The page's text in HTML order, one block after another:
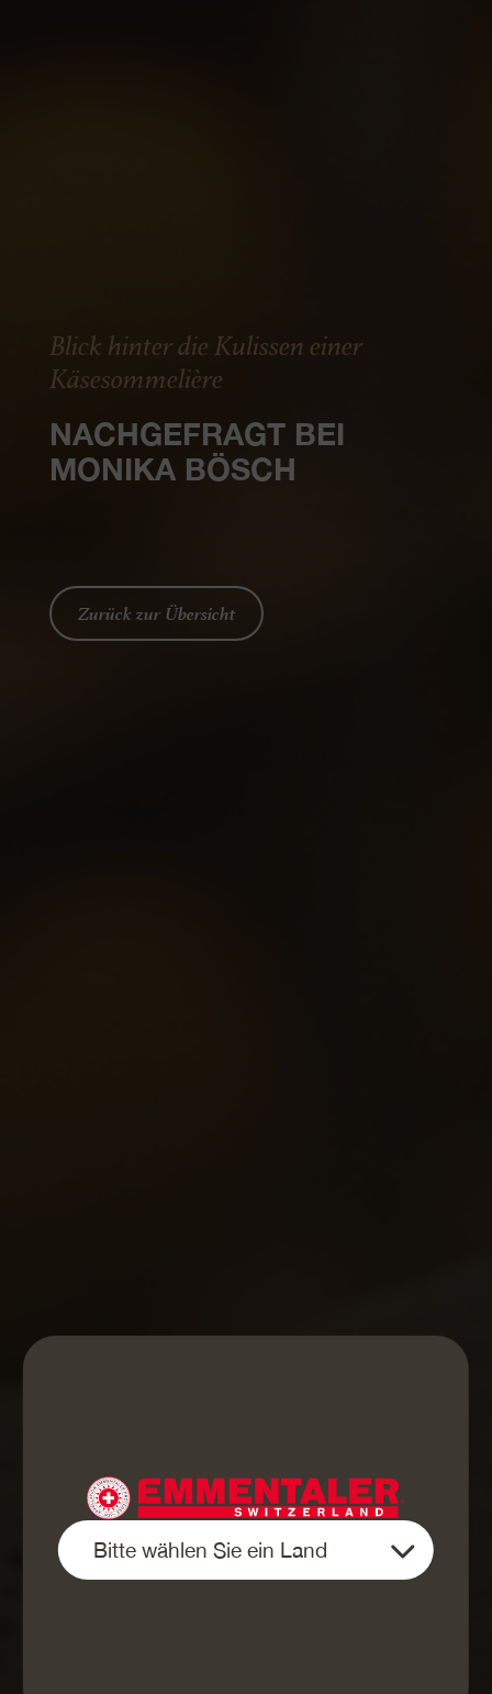
Blick hinter die Kulissen einer
Käsesommelière
NACHGEFRAGT BEI
MONIKA BÖSCH
Zurück zur Übersicht